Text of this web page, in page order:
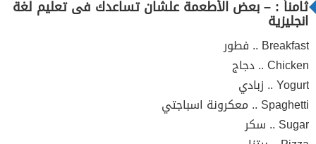
ثامناً : – بعض الأطعمة علشان تساعدك فى تعليم لغة
انجليزية
Breakfast .. فطور
Chicken .. دجاج
Yogurt .. زبادي
Spaghetti .. معكرونة اسباجتي
Sugar .. سكر